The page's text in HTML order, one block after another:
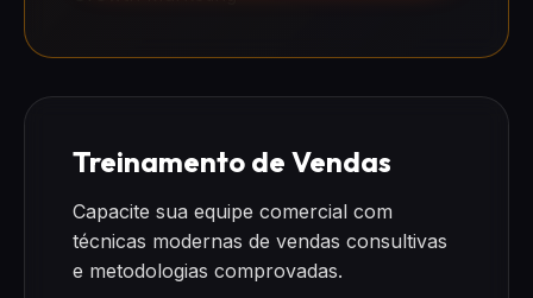
Treinamento de Vendas
Capacite sua equipe comercial com
técnicas modernas de vendas consultivas
e metodologias comprovadas.